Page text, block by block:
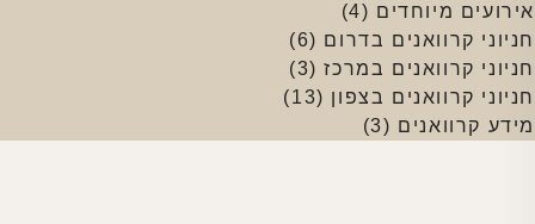
אירועים מיוחדים (4)
חניוני קרוואנים בדרום (6)
חניוני קרוואנים במרכז(3)
חניוני קרוואנים בצפון (13)
מידע קרוואנים (3)